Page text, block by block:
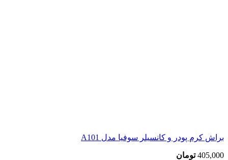
براش کرم پودر و کانسیلر سوفیا مدل A101
405,000 تومان